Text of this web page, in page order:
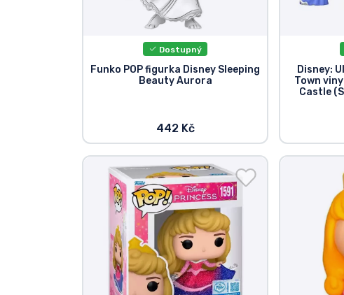
Dostupný
Funko POP figurka Disney Sleeping
Beauty Aurora
442 Kč
Disney:
Town
Castle